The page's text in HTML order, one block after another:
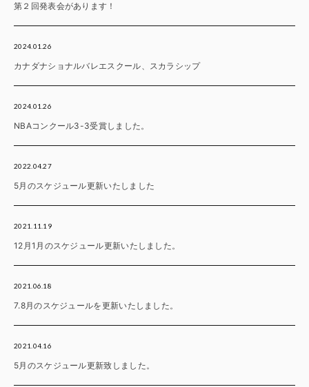
第２回発表会があります！
2024.01.26
カナダナショナルバレエスクール、スカラシップ
2024.01.26
NBAコンクール3-3受賞しました。
2022.04.27
5月のスケジュール更新いたしました
2021.11.19
12月1月のスケジュール更新いたしました。
2021.06.18
7.8月のスケジュールを更新いたしました。
2021.04.16
5月のスケジュール更新致しました。